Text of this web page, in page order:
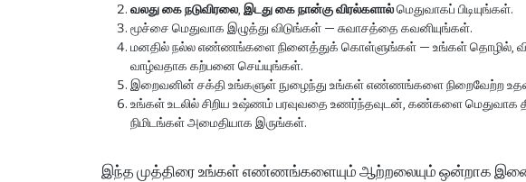
வலது கை நடுவிரலை, இடது கை நான்கு விரல்களால்மெதுவாகப் பிடியுங்கள்.
மூச்சை மெதுவாக இழுத்து விடுங்கள் — சுவாசத்தை கவனியுங்கள்.
மனதில் நல்ல எண்ணங்களை நினைத்துக் கொள்ளுங்கள் — உங்கள் தொழில்,
வாழ்வதாக கற்பனை செய்யுங்கள்.
இறைவனின் சக்தி உங்களுள் நுழைந்து உங்கள் எண்ணங்களை நிறைவேற்ற
உங்கள் உடலில் சிறிய உஷ்ணம் பரவுவதை உணர்ந்தவுடன், கண்களை மெதுவாக
நிமிடங்கள் அமைதியாக இருங்கள்.
இந்த முத்திரை உங்கள் எண்ணங்களையும் ஆற்றலையும் ஒன்றாக